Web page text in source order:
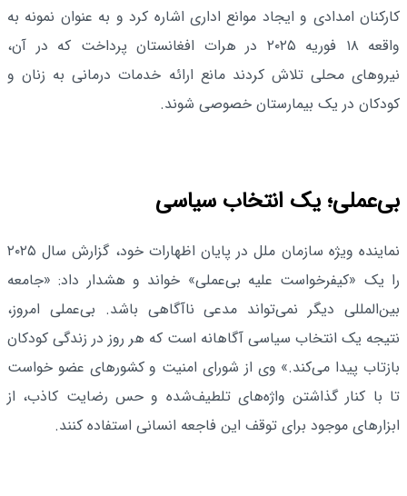
کارکنان امدادی و ایجاد موانع اداری اشاره کرد و به عنوان نمونه به
واقعه ۱۸ فوریه ۲۰۲۵ در هرات افغانستان پرداخت که در آن،
نیروهای محلی تلاش کردند مانع ارائه خدمات درمانی به زنان و
کودکان در یک بیمارستان خصوصی شوند.
بی‌عملی؛ یک انتخاب سیاسی
نماینده ویژه سازمان ملل در پایان اظهارات خود، گزارش سال ۲۰۲۵
را یک «کیفرخواست علیه بی‌عملی» خواند و هشدار داد: «جامعه
بین‌المللی دیگر نمی‌تواند مدعی ناآگاهی باشد. بی‌عملی امروز،
نتیجه یک انتخاب سیاسی آگاهانه است که هر روز در زندگی کودکان
بازتاب پیدا می‌کند.» وی از شورای امنیت و کشورهای عضو خواست
تا با کنار گذاشتن واژه‌های تلطیف‌شده و حس رضایت کاذب، از
ابزارهای موجود برای توقف این فاجعه انسانی استفاده کنند.